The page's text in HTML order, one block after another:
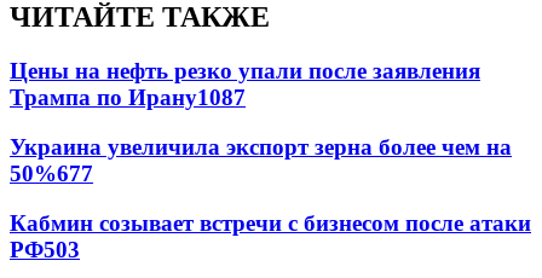
ЧИТАЙТЕ ТАКЖЕ
Цены на нефть резко упали после заявления
Трампа по Ирану1087
Украина увеличила экспорт зерна более чем на
50%677
Кабмин созывает встречи с бизнесом после атаки
РФ503